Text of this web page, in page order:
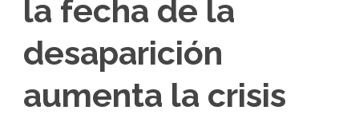
la fecha de la
desaparición
aumenta la crisis